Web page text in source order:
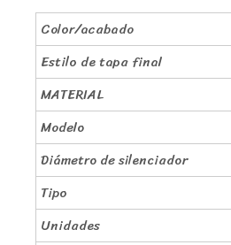
Color/acabado
Estilo de tapa final
MATERIAL
Modelo
Diámetro de silenciador
Tipo
Unidades